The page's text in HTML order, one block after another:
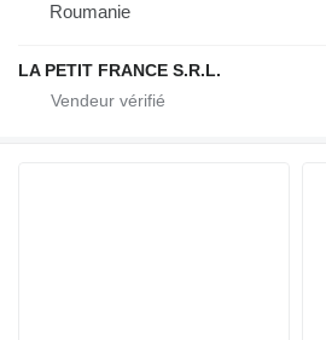
Roumanie
LA PETIT FRANCE S.R.L.